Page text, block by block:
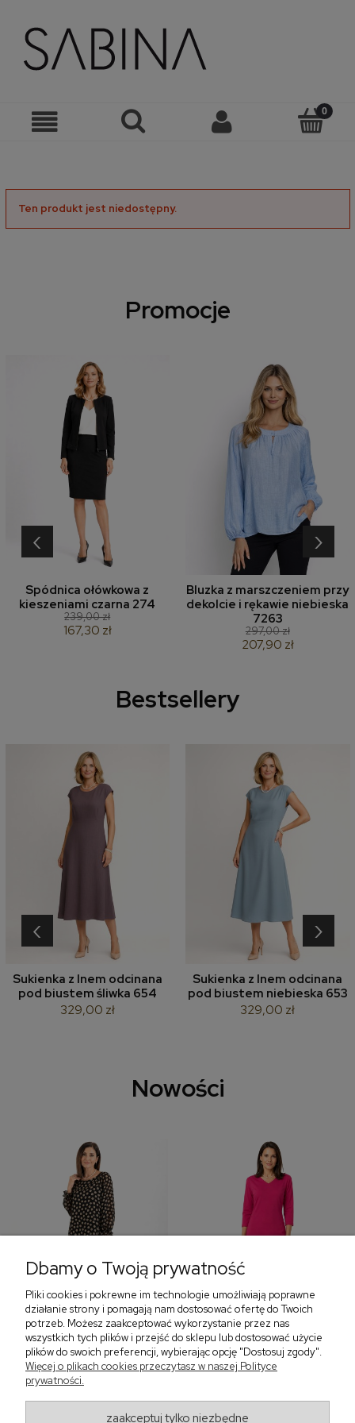
Ten produkt jest niedostępny.
Promocje
Spódnica ołówkowa z
kieszeniami czarna 274
239,00 zł
167,30 zł
Bluzka z marszczeniem przy
dekolcie i rękawie niebieska
7263
297,00 zł
207,90 zł
‹ ›
Bestsellery
Sukienka z lnem odcinana
pod biustem śliwka 654
329,00 zł
Sukienka z lnem odcinana
pod biustem niebieska 653
329,00 zł
‹ ›
Nowości
Sukienka z falbaną i
bufiastym rękawem w
Sukienka z dekoltem w
299,00 zł
‹
Dbamy o Twoją prywatność
Pliki cookies i pokrewne im technologie umożliwiają poprawne
działanie strony i pomagają nam dostosować ofertę do Twoich
potrzeb. Możesz zaakceptować wykorzystanie przez nas
wszystkich tych plików i przejść do sklepu lub dostosować użycie
plików do swoich preferencji, wybierając opcję "Dostosuj zgody".
Więcej o plikach cookies przeczytasz w naszej Polityce
prywatności.
zaakceptuj tylko niezbędne